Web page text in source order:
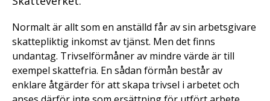
Normalt är allt som en anställd får av sin arbetsgivare
skattepliktig inkomst av tjänst. Men det finns
undantag. Trivselförmåner av mindre värde är till
exempel skattefria. En sådan förmån består av
enklare åtgärder för att skapa trivsel i arbetet och